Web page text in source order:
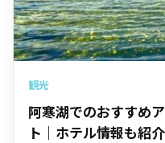
観光
阿寒湖でのおすすめ
ト｜ホテル情報も紹介